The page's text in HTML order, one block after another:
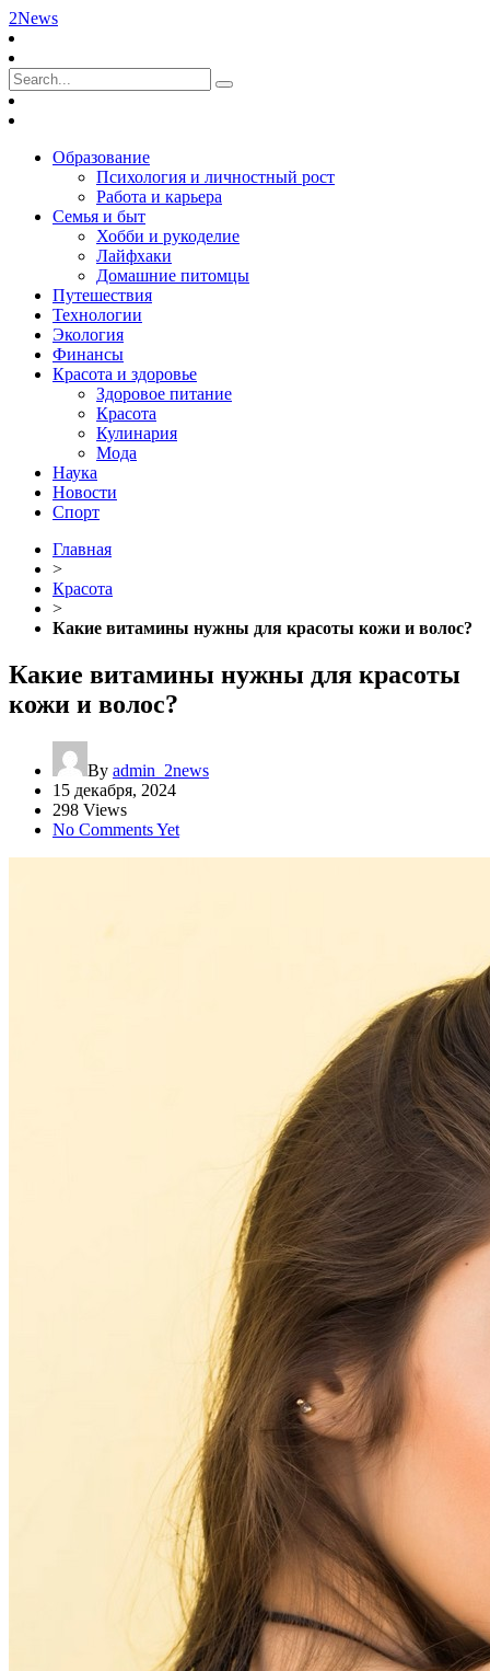
2News
Образование
Психология и личностный рост
Работа и карьера
Семья и быт
Хобби и рукоделие
Лайфхаки
Домашние питомцы
Путешествия
Технологии
Экология
Финансы
Красота и здоровье
Здоровое питание
Красота
Кулинария
Мода
Наука
Новости
Спорт
Главная
>
Красота
>
Какие витамины нужны для красоты кожи и волос?
Какие витамины нужны для красоты
кожи и волос?
By admin_2news
15 декабря, 2024
298 Views
No Comments Yet